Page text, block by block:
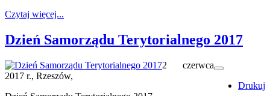
Czytaj więcej...
Dzień Samorządu Terytorialnego 2017
Drukuj
2 czerwca
2017 r., Rzeszów,